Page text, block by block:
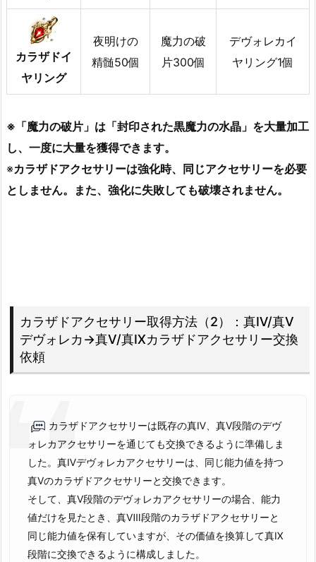
カラザドイ
ヤリング
夜明けの
精髄50個
魔力の破
片300個
デヴォレカイ
ヤリング1個
※「魔力の破片」は「封印された黒魔力の水晶」を大量加工
し、一度に大量を獲得できます。
※カラザドアクセサリーは強化時、同じアクセサリーを必要
としません。また、強化に失敗しても破壊されません。
カラザドアクセサリー取得方法（2）：真Ⅳ/真Ⅴ
デヴォレカ→真Ⅴ/真Ⅸカラザドアクセサリー交換
依頼
カラザドアクセサリーは既存の真Ⅳ、真Ⅴ段階のデヴ
ォレカアクセサリーを通じても交換できるように準備しま
した。真Ⅳデヴォレカアクセサリーは、同じ能力値を持つ
真Ⅴのカラザドアクセサリーと交換できます。
そして、真Ⅴ段階のデヴォレカアクセサリーの場合、能力
値だけを見たとき、真Ⅷ段階のカラザドアクセサリーと
同じ能力値を保有していますが、その価値を換算して真Ⅸ
段階に交換できるように構成しました。